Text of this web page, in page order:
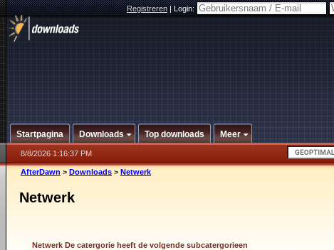
Registreren|Login:
Startpagina Downloads Top downloads Meer
8/8/2026 1:16:37 PM
AfterDawn > Downloads > Netwerk
Netwerk
Netwerk De catergorie heeft de volgende subcatergorieen